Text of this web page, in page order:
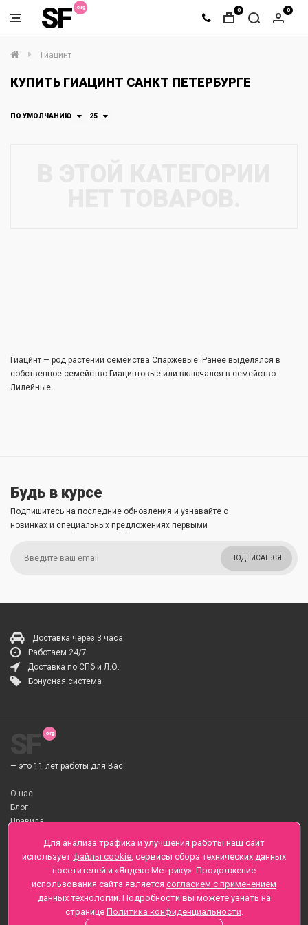
SF 0 0
Гиацинт
КУПИТЬ ГИАЦИНТ САНКТ ПЕТЕРБУРГЕ
ПО УМОЛЧАНИЮ 25
Гиаци́нт — род растений семейства Спаржевые. Ранее выделялся в
собственное семейство Гиацинтовые или включался в семейство
Лилейные.
Будь в курсе
Подпишитесь на последние обновления и узнавайте о
новинках и специальных предложениях первыми
ПОДПИСАТЬСЯ
Доставка через 3 часа
Работаем 24/7
Доставка по СПб и Л.О.
Бонусная система
— это 11 лет работы для Вас.
О нас
Блог
Правила
О Доставке цветов
Оплата
Телеграмм
Санкт-Петербург ул. Заозерная д.6 , Лиговский пр., 65
+7 (812) 425-01-16
Вопросы? Звоните круглосуточно, без выходных
Для анализа трафика и улучшения работы наш сайт
использует файлы cookie, сервисы сбора технических данных
посетителей и «Яндекс.Метрику». Продолжение
использования сайта является согласием с применением
данных технологий. Подробности вы можете узнать на
странице Политика конфиденциальности.